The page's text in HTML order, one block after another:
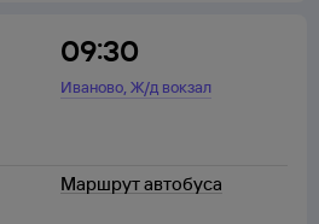
09:30
Иваново,Ж/д вокзал
Маршрут автобуса